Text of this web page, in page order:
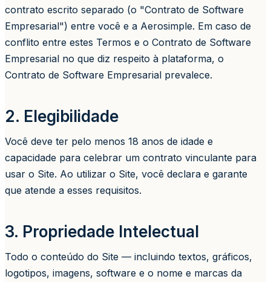
contrato escrito separado (o "Contrato de Software
Empresarial") entre você e a Aerosimple. Em caso de
conflito entre estes Termos e o Contrato de Software
Empresarial no que diz respeito à plataforma, o
Contrato de Software Empresarial prevalece.
2. Elegibilidade
Você deve ter pelo menos 18 anos de idade e
capacidade para celebrar um contrato vinculante para
usar o Site. Ao utilizar o Site, você declara e garante
que atende a esses requisitos.
3. Propriedade Intelectual
Todo o conteúdo do Site — incluindo textos, gráficos,
logotipos, imagens, software e o nome e marcas da